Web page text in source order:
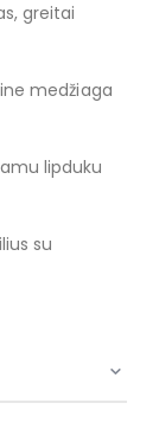
greitai
medžiaga
lipduku
su